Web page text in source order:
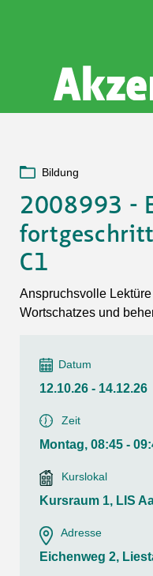
Sophia Care
Bildung
2008993 -
C1
Anspruchsvolle
Wortschatzes und
Datum
12.10.26 - 14.12.26
Zeit
Montag, 08:45 -
Kurslokal
Kursraum 1, LIS
Adresse
Eichenweg 2,